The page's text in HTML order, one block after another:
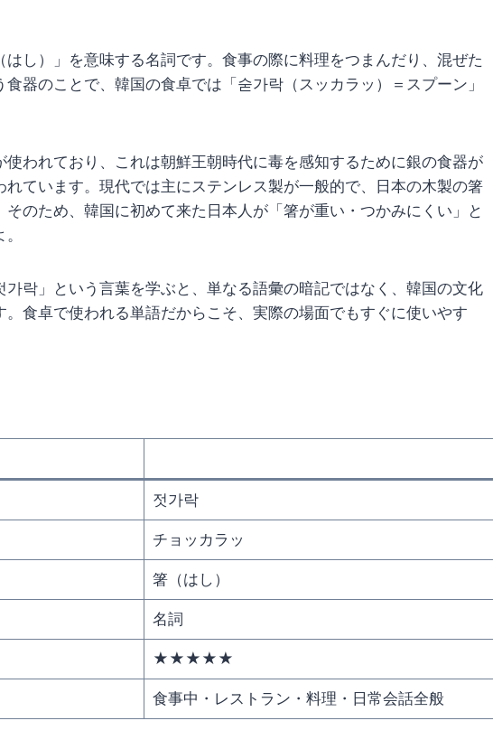
はし）」を意味する名詞です。食事の際に料理をつまんだり、混ぜた
器のことで、韓国の食卓では「숟가락（スッカラッ）＝スプーン」
われており、これは朝鮮王朝時代に毒を感知するために銀の食器が
ています。現代では主にステンレス製が一般的で、日本の木製の箸
そのため、韓国に初めて来た日本人が「箸が重い・つかみにくい」と
락」という言葉を学ぶと、単なる語彙の暗記ではなく、韓国の文化
食卓で使われる単語だからこそ、実際の場面でもすぐに使いやす
젓가락
チョッカラッ
箸（はし）
名詞
★★★★★
食事中・レストラン・料理・日常会話全般